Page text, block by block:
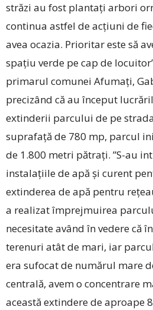
străzi au fost plantați arbori
continua astfel de acțiuni de
avea ocazia. Prioritar este să
spațiu verde pe cap de
primarul comunei Afumați,
precizând că au început
extinderii parcului de pe
suprafață de 780 mp, parcul
de 1.800 metri pătrați. ”S-au
instalațiile de apă și curent
extinderea de apă pentru
a realizat împrejmuirea
necesitate având în vedere că
terenuri atât de mari, iar
era sufocat de numărul mare
centrală, avem o concentrare
această extindere de aproape